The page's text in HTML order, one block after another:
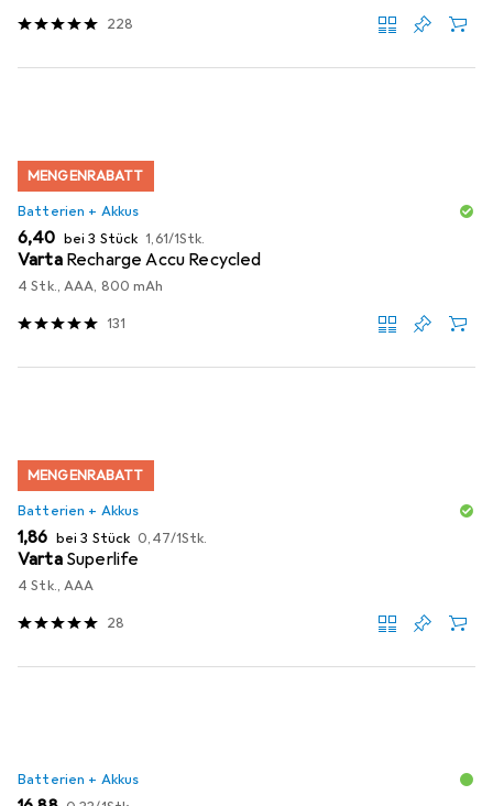
228
MENGENRABATT
Batterien + Akkus
EUR
6,40 bei 3 Stück EUR
1,61/1Stk.
Varta Recharge Accu Recycled
4 Stk., AAA, 800 mAh
131
MENGENRABATT
Batterien + Akkus
EUR
1,86 bei 3 Stück EUR
0,47/1Stk.
Varta Superlife
4 Stk., AAA
28
Batterien + Akkus
EUR